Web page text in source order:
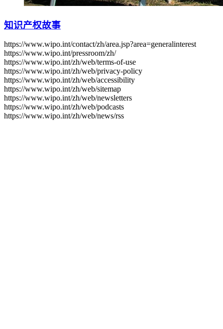
知识产权故事
https://www.wipo.int/contact/zh/area.jsp?area=generalinterest
https://www.wipo.int/pressroom/zh/
https://www.wipo.int/zh/web/terms-of-use
https://www.wipo.int/zh/web/privacy-policy
https://www.wipo.int/zh/web/accessibility
https://www.wipo.int/zh/web/sitemap
https://www.wipo.int/zh/web/newsletters
https://www.wipo.int/zh/web/podcasts
https://www.wipo.int/zh/web/news/rss